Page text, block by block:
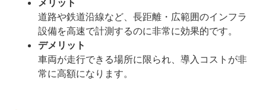
道路や鉄道沿線など、長距離・広範囲のインフラ
設備を高速で計測するのに非常に効果的です。
デメリット
車両が走行できる場所に限られ、導入コストが非
常に高額になります。